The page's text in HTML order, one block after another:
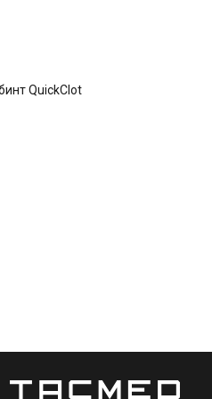
QuickClot